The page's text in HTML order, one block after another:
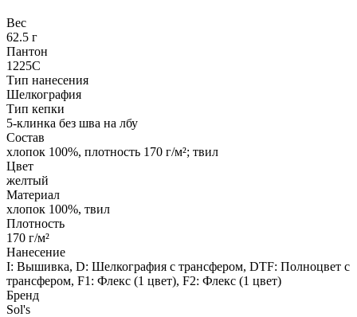
Вес
62.5 г
Пантон
1225C
Тип нанесения
Шелкография
Тип кепки
5-клинка без шва на лбу
Состав
хлопок 100%, плотность 170 г/м²; твил
Цвет
желтый
Материал
хлопок 100%, твил
Плотность
170 г/м²
Нанесение
I: Вышивка, D: Шелкография с трансфером, DTF: Полноцвет с
трансфером, F1: Флекс (1 цвет), F2: Флекс (1 цвет)
Бренд
Sol's